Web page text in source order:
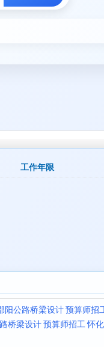
工作年限
阳公路桥梁设计 预算师招
桥梁设计 预算师招工 怀